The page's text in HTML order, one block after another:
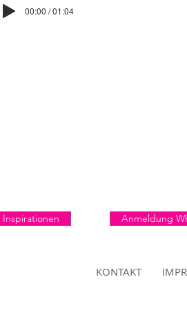
00:00 / 01:04
Anmeldung
KONTAKT